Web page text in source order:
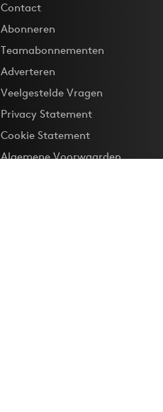
Contact
Abonneren
Teamabonnementen
Adverteren
Veelgestelde Vragen
Privacy Statement
Cookie Statement
Algemene Voorwaarden